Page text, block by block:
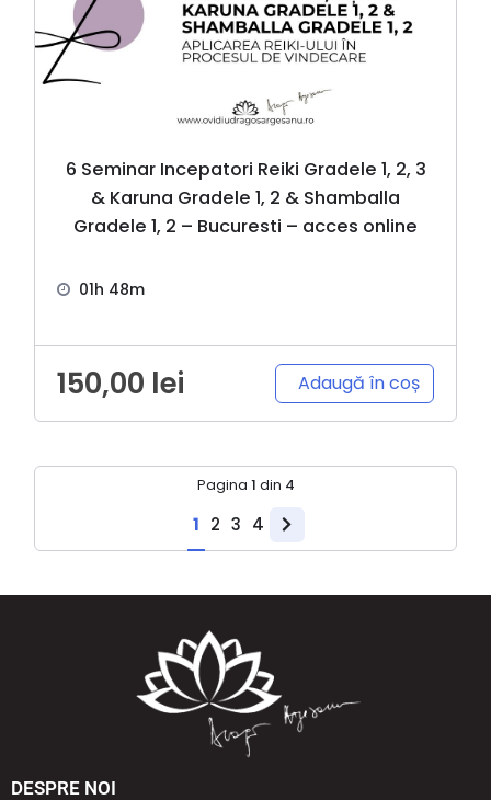
6 Seminar Incepatori Reiki Gradele 1, 2, 3
& Karuna Gradele 1, 2 & Shamballa
Gradele 1, 2 – Bucuresti – acces online
01h 48m
150,00 lei Adaugă în coș
Pagina 1 din 4
1 2 3 4
DESPRE NOI